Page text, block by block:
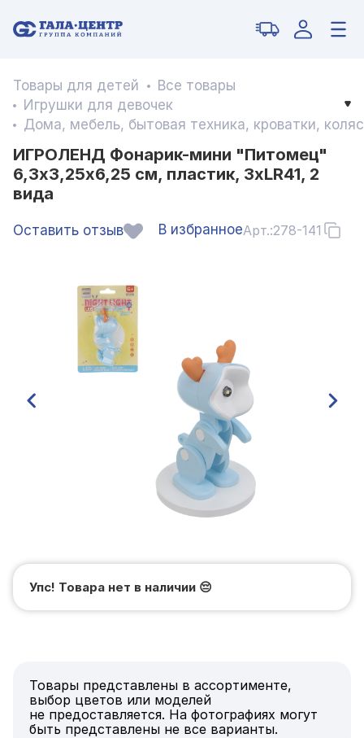
Товары для детей
Все товары
Игрушки для девочек
Дома, мебель, бытовая техника, кроватки,
ИГРОЛЕНД Фонарик-мини "Питомец"
6,3x3,25x6,25 см, пластик, 3xLR41, 2
вида
Оставить отзыв В избранноеАрт.:278-141
Упс! Товара нет в наличии 😔
Товары представлены в ассортименте,
выбор цветов или моделей
не предоставляется. На фотографиях могут
быть представлены не все варианты.